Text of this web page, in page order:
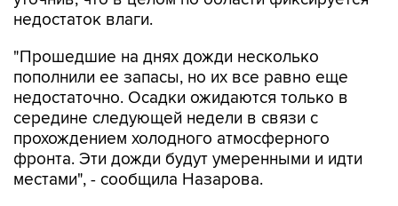
недостаток влаги.
"Прошедшие на днях дожди несколько
пополнили ее запасы, но их все равно еще
недостаточно. Осадки ожидаются только в
середине следующей недели в связи с
прохождением холодного атмосферного
фронта. Эти дожди будут умеренными и идти
местами", - сообщила Назарова.